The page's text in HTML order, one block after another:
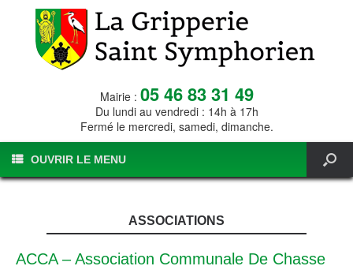
Mairie : 05 46 83 31 49
Du lundi au vendredi : 14h à 17h
Fermé le mercredi, samedi, dimanche.
OUVRIR LE MENU
ASSOCIATIONS
ACCA – Association Communale De Chasse